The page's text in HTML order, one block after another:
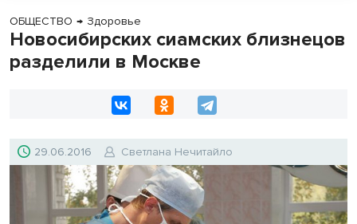
ОБЩЕСТВО → Здоровье
Новосибирских сиамских близнецов
разделили в Москве
29.06.2016 Светлана Нечитайло